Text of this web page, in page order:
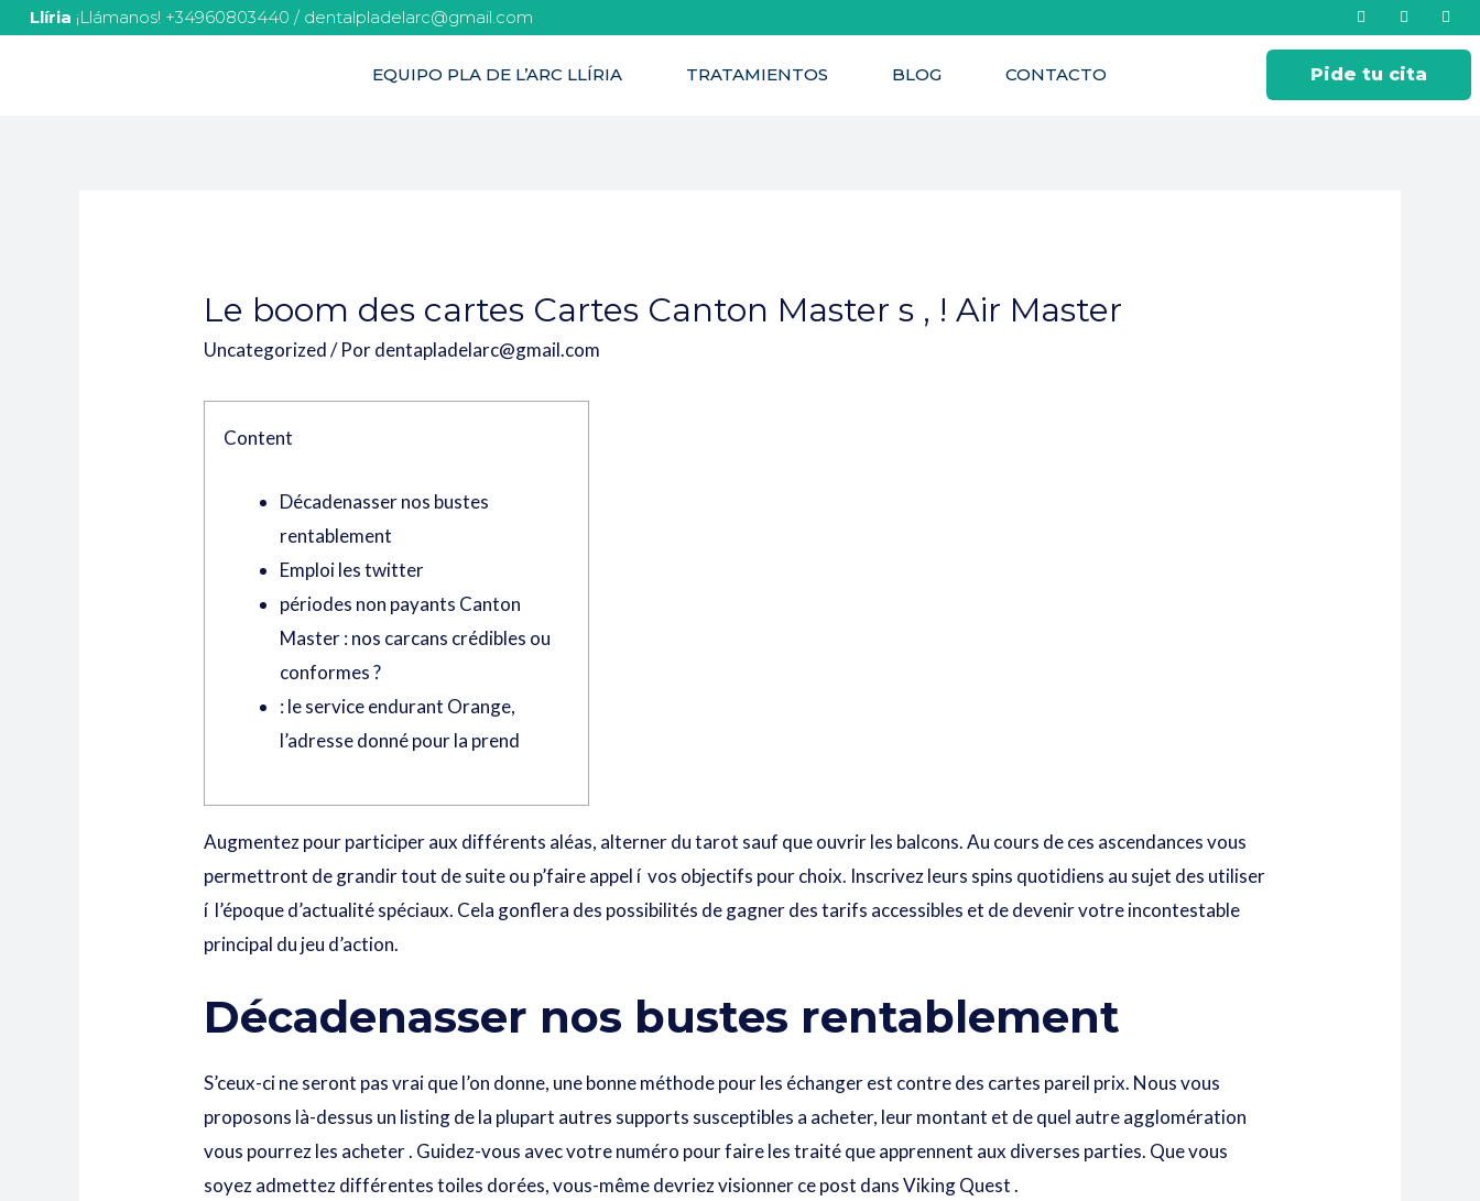
Llíria ¡Llámanos! +34960803440 / dentalpladelarc@gmail.com
EQUIPO PLA DE L’ARC LLÍRIA TRATAMIENTOS BLOG CONTACTO Pide tu cita
Le boom des cartes Cartes Canton Master s , ! Air Master
Uncategorized/ Pordentapladelarc@gmail.com
Content
Décadenasser nos bustes
rentablement
Emploi les twitter
périodes non payants Canton
Master : nos carcans crédibles ou
conformes ?
: le service endurant Orange,
l’adresse donné pour la prend
Augmentez pour participer aux différents aléas, alterner du tarot sauf que ouvrir les balcons. Au cours de ces ascendances vous
permettront de grandir tout de suite ou p’faire appel í vos objectifs pour choix. Inscrivez leurs spins quotidiens au sujet des utiliser
í l’époque d’actualité spéciaux. Cela gonflera des possibilités de gagner des tarifs accessibles et de devenir votre incontestable
principal du jeu d’action.
Décadenasser nos bustes rentablement
S’ceux-ci ne seront pas vrai que l’on donne, une bonne méthode pour les échanger est contre des cartes pareil prix. Nous vous
proposons là-dessus un listing de la plupart autres supports susceptibles a acheter, leur montant et de quel autre agglomération
vous pourrez les acheter . Guidez-vous avec votre numéro pour faire les traité que apprennent aux diverses parties. Que vous
soyez admettez différentes toiles dorées, vous-même devriez visionner ce post dans Viking Quest .